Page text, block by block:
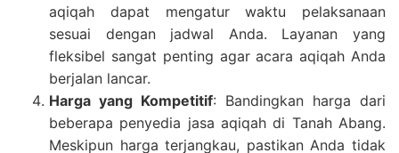
aqiqah dapat mengatur waktu pelaksanaan
sesuai dengan jadwal Anda. Layanan yang
fleksibel sangat penting agar acara aqiqah Anda
berjalan lancar.
Harga yang Kompetitif: Bandingkan harga dari
beberapa penyedia jasa aqiqah di Tanah Abang.
Meskipun harga terjangkau, pastikan Anda tidak